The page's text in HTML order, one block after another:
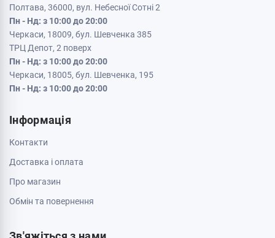
Полтава, 36000, вул. Небесної Сотні 2
Пн - Нд: з 10:00 до 20:00
Черкаси, 18009, бул. Шевченка 385
ТРЦ Депот, 2 поверх
Пн - Нд: з 10:00 до 20:00
Черкаси, 18005, бул. Шевченка, 195
Пн - Нд: з 10:00 до 20:00
Інформація
Контакти
Доставка і оплата
Про магазин
Обмін та повернення